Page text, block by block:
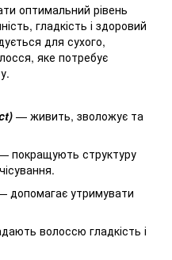
оптимальний рівень
гладкість і здоровий
для сухого,
яке потребує
— живить, зволожує та
покращують структуру
допомагає утримувати
волоссю гладкість і